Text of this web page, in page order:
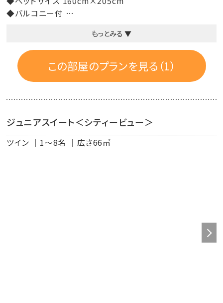
◆バルコニー付
無添加ボディーソープ（シャボン玉石けん）
◆快眠をお届けするために、上質綿を使ったベッドリネン
◆EMを活用し、栽培にこだわった有栽栽培の緑茶
◆高速インターネット無料接続可能（有線ＬＡＮ）
もっとみる ▼
この部屋のプランを見る（1）
ジュニアスイート＜シティービュー＞
ツイン 1～8名 広さ66㎡